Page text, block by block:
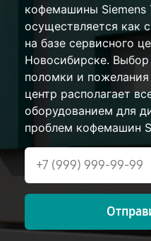
кофемашины Siemens
осуществляется как
на базе сервисного
Новосибирске. Выбор
поломки и
центр располагает
оборудованием для
проблем кофемашин